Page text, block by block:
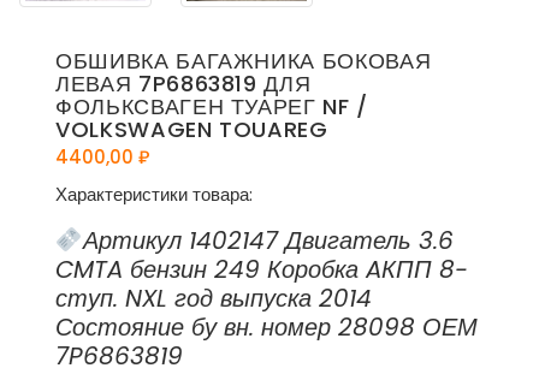
ОБШИВКА БАГАЖНИКА БОКОВАЯ
ЛЕВАЯ 7P6863819 ДЛЯ
ФОЛЬКСВАГЕН ТУАРЕГ NF /
VOLKSWAGEN TOUAREG
4400,00 ₽
Характеристики товара:
Артикул 1402147 Двигатель 3.6
CMTA бензин 249 Коробка AКПП 8-
ступ. NXL год выпуска 2014
Состояние бу вн. номер 28098 ОЕМ
7P6863819